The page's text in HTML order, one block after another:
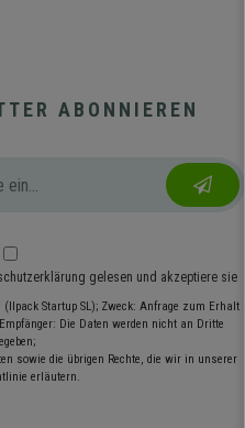
ABONNIEREN
gelesen und akzeptiere sie
(Ilpack Startup SL); Zweck: Anfrage zum Erhalt
Die Daten werden nicht an Dritte
sowie die übrigen Rechte, die wir in unserer
erläutern.